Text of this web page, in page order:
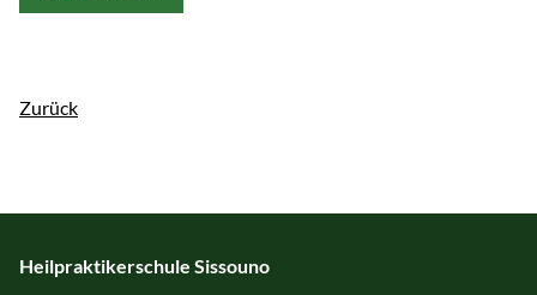
Zurück
Heilpraktikerschule Sissouno